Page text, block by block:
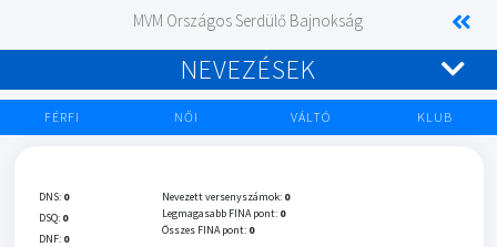
MVM Országos Serdülő Bajnokság
NEVEZÉSEK
FÉRFI NŐI VÁLTÓ KLUB
DNS: 0
DSQ: 0
DNF: 0
Nevezett versenyszámok: 0
Legmagasabb FINA pont: 0
Összes FINA pont: 0